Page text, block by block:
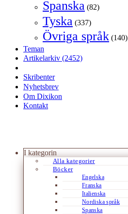
Spanska (82)
Tyska (337)
Övriga språk (140)
Teman
Artikelarkiv (2452)
Skribenter
Nyhetsbrev
Om Dixikon
Kontakt
I kategorin
Alla kategorier
Böcker
Engelska
Franska
Italienska
Nordiska språk
Spanska